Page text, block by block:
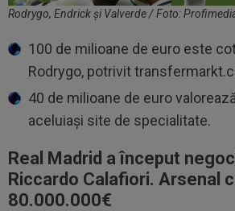
Rodrygo, Endrick și Valverde / Foto:
100 de milioane de euro este
Rodrygo, potrivit
40 de milioane de euro
aceluiași site de specialitate.
Real Madrid a început
Riccardo Calafiori. Arsenal
80.000.000€